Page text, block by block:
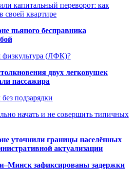
капитальный переворот: как
своей квартире
пьяного бесправника
физкультура (ЛФК)?
двух легковушек
пассажира
подзарядки
начать и не совершить типичных
уточнили границы населённых
актуализации
зафиксированы задержки